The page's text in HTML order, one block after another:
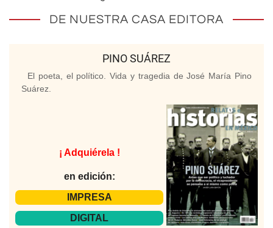
DE NUESTRA CASA EDITORA
PINO SUÁREZ
El poeta, el político. Vida y tragedia de José María Pino
Suárez.
¡ Adquiérela !
en edición:
IMPRESA
DIGITAL